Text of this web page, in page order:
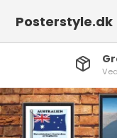
Posterstyle.dk